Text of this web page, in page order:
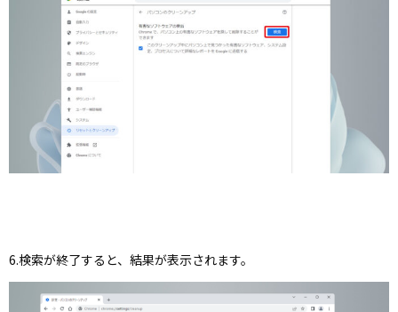
6.検索が終了すると、結果が表示されます。